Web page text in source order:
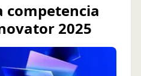
competencia
2025